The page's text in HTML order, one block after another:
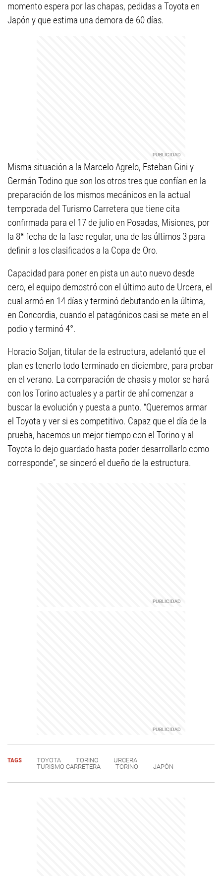
momento espera por las chapas, pedidas a Toyota en
Japón y que estima una demora de 60 días.
Misma situación a la Marcelo Agrelo, Esteban Gini y
Germán Todino que son los otros tres que confían en la
preparación de los mismos mecánicos en la actual
temporada del Turismo Carretera que tiene cita
confirmada para el 17 de julio en Posadas, Misiones, por
la 8ª fecha de la fase regular, una de las últimos 3 para
definir a los clasificados a la Copa de Oro.
Capacidad para poner en pista un auto nuevo desde
cero, el equipo demostró con el último auto de Urcera, el
cual armó en 14 días y terminó debutando en la última,
en Concordia, cuando el patagónicos casi se mete en el
podio y terminó 4°.
Horacio Soljan, titular de la estructura, adelantó que el
plan es tenerlo todo terminado en diciembre, para probar
en el verano. La comparación de chasis y motor se hará
con los Torino actuales y a partir de ahí comenzar a
buscar la evolución y puesta a punto. “Queremos armar
el Toyota y ver si es competitivo. Capaz que el día de la
prueba, hacemos un mejor tiempo con el Torino y al
Toyota lo dejo guardado hasta poder desarrollarlo como
corresponde”, se sinceró el dueño de la estructura.
TAGS TOYOTA TORINO
URCERA
TURISMO CARRETERA
TORINO JAPÓN